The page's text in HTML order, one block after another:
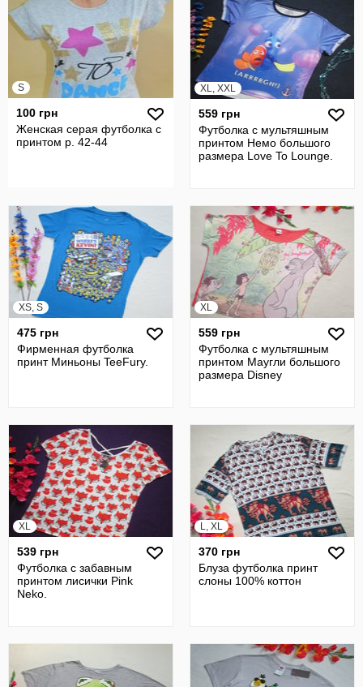
S
100 грн
Женская серая футболка с
принтом р. 42-44
XL, XXL
559 грн
Футболка с мультяшным
принтом Немо большого
размера Love To Lounge.
XS, S
475 грн
Фирменная футболка
принт Миньоны TeeFury.
XL
559 грн
Футболка с мультяшным
принтом Маугли большого
размера Disney
XL
539 грн
Футболка с забавным
принтом лисички Pink
Neko.
L, XL
370 грн
Блуза футболка принт
слоны 100% коттон